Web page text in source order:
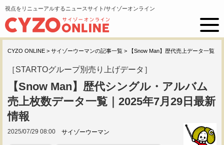
視点をリニューアルするニュースサイト/サイゾーオンライン
CYZO ONLINE > サイゾーウーマンの記事一覧 > 【Snow Man】歴代売上データ一覧
［STARTOグループ別売り上げデータ］
【Snow Man】歴代シングル・アルバム
売上枚数データ一覧｜2025年7月29日最新
情報
2025/07/29 08:00 サイゾーウーマン